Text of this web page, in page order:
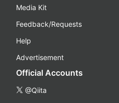
Media Kit
Feedback/Requests
Help
Advertisement
Official Accounts
@Qiita